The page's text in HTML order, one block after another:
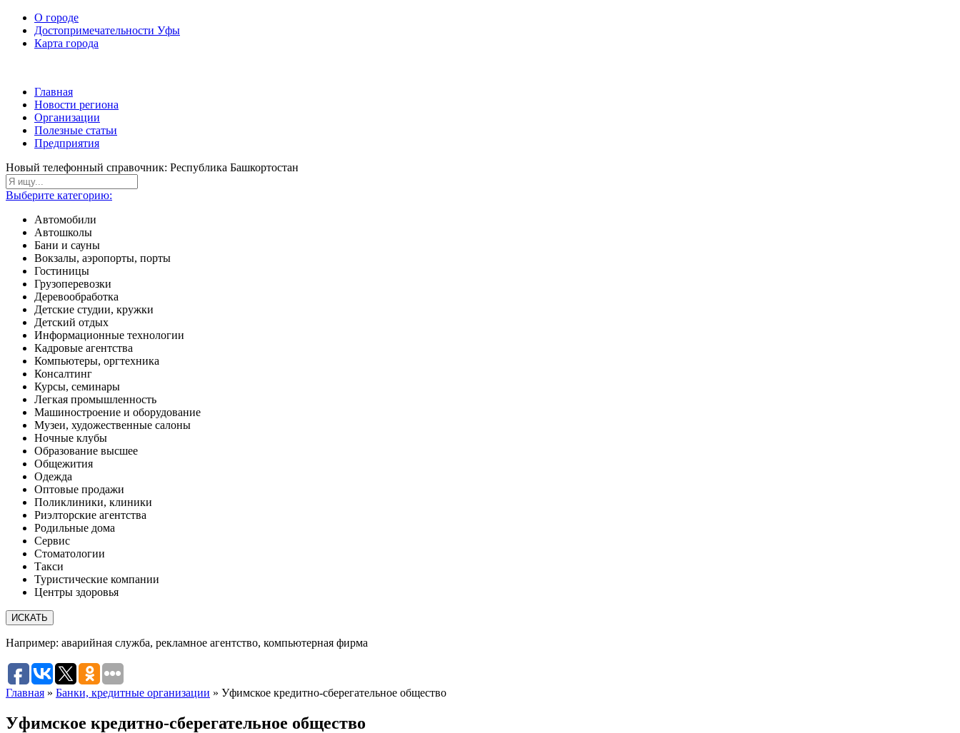
О городе
Достопримечательности Уфы
Карта города
Главная
Новости региона
Организации
Полезные статьи
Предприятия
Новый телефонный справочник: Республика Башкортостан
Выберите категорию:
Автомобили
Автошколы
Бани и сауны
Вокзалы, аэропорты, порты
Гостиницы
Грузоперевозки
Деревообработка
Детские студии, кружки
Детский отдых
Информационные технологии
Кадровые агентства
Компьютеры, оргтехника
Консалтинг
Курсы, семинары
Легкая промышленность
Машиностроение и оборудование
Музеи, художественные салоны
Ночные клубы
Образование высшее
Общежития
Одежда
Оптовые продажи
Поликлиники, клиники
Риэлторские агентства
Родильные дома
Сервис
Стоматологии
Такси
Туристические компании
Центры здоровья
Например: аварийная служба, рекламное агентство, компьютерная фирма
Главная » Банки, кредитные организации » Уфимское кредитно-сберегательное общество
Уфимское кредитно-сберегательное общество